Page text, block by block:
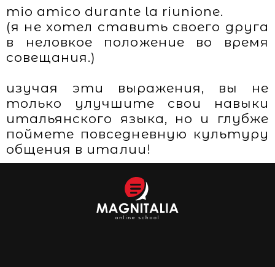
mio amico durante la riunione.
(я не хотел ставить своего друга
в неловкое положение во время
совещания.)
изучая эти выражения, вы не
только улучшите свои навыки
итальянского языка, но и глубже
поймете повседневную культуру
общения в италии!